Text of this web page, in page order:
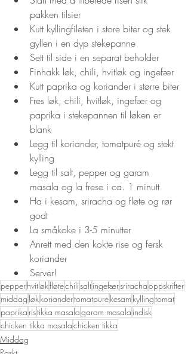
pakken tilsier
Kutt kyllingfileten i store biter og stek
gyllen i en dyp stekepanne
Sett til side i en separat beholder
Finhakk løk, chili, hvitløk og ingefær
Kutt paprika og koriander i større biter
Fres løk, chili, hvitløk, ingefær og
paprika i stekepannen til løken er
blank
Legg til koriander, tomatpuré og stekt
kylling
Legg til salt, pepper og garam
masala og la frese i ca. 1 minutt
Ha i kesam, sriracha og fløte og rør
godt
La småkoke i 3-5 minutter
Anrett med den kokte rise og fersk
koriander
Server!
pepperhvitløkfløtechilisaltingefærsrirachaoppskrifter
middag løkkoriandertomatpurekesam kyllingtomat
paprika ristikka masalagaram masala indisk
chicken tikka masalachicken tikka
Middag